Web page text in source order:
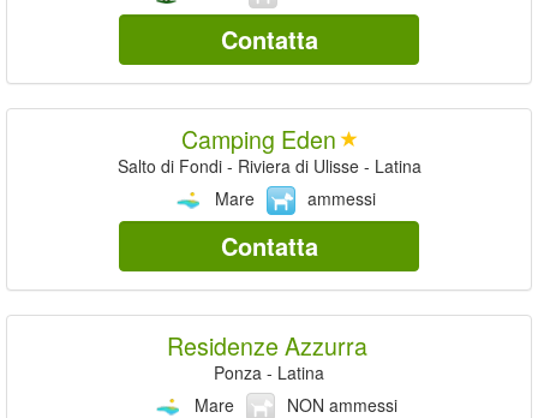
Contatta
Camping Eden
Salto di Fondi - Riviera di Ulisse - Latina
Mare
ammessi
Contatta
Residenze Azzurra
Ponza - Latina
Mare
NON ammessi